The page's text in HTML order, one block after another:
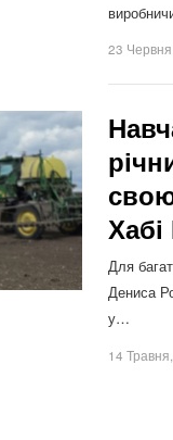
23
Для
Дениса
у…
14